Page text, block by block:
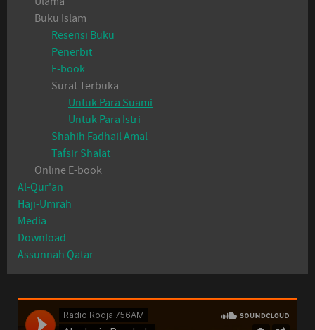
Buku Islam
Resensi Buku
Penerbit
E-book
Surat Terbuka
Untuk Para Suami
Untuk Para Istri
Shahih Fadhail Amal
Tafsir Shalat
Online E-book
Al-Qur'an
Haji-Umrah
Media
Download
Assunnah Qatar